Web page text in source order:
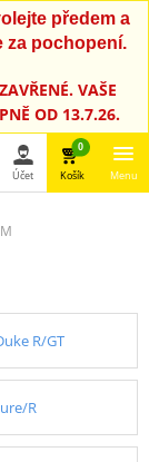
předem a
za pochopení.
VAŠE
OD 13.7.26.
Účet
0
Košík Menu
R/GT
R